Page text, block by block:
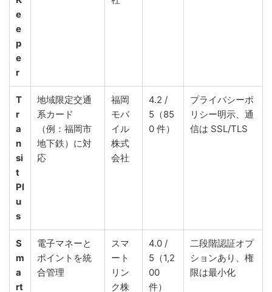
e
e
p
e
r
T
r
a
n
si
t
Pl
u
s
地域限定交通
系カード
（例：福岡市
地下鉄）に対
応
福岡
モバ
イル
株式
会社
4.2 /
5（85
0 件）
プライバシーポ
リシー明示、通
信は SSL/TLS
S
m
a
rt
電子マネーと
ポイントを統
合管理
スマ
ート
リン
ク株
4.0 /
5（1,2
00
件）
二段階認証オプ
ションあり、権
限は最小化